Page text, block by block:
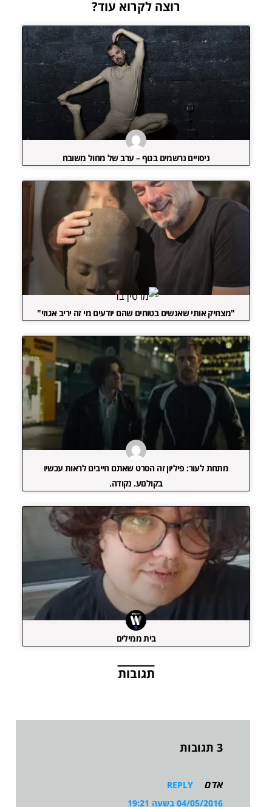
רוצה לקרוא עוד?
ניסויים נרשמים בגוף – ערב של מחול משובח
"מצחיק אותי שאנשים בטוחים שהם יודעים מי זה יריב אגוזי"
מתחת לעור: פיליון זה הסרט שאתם חייבים לראות עכשיו
בקולנוע. נקודה.
בית ממילים
תגובות
3 תגובות
אדם
REPLY
04/05/2016 בשעה 19:21